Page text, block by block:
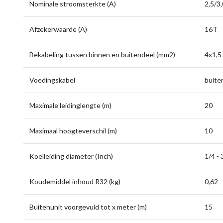
Nominale stroomsterkte (A) 2,5/
Afzekerwaarde (A) 16T
Bekabeling tussen binnen en buitendeel (mm2) 4x1,5
Voedingskabel
Maximale leidinglengte (m) 20
Maximaal hoogteverschil (m) 10
Koelleiding diameter (Inch) 1/4 -
Koudemiddel inhoud R32 (kg) 0,62
Buitenunit voorgevuld tot x meter (m) 15